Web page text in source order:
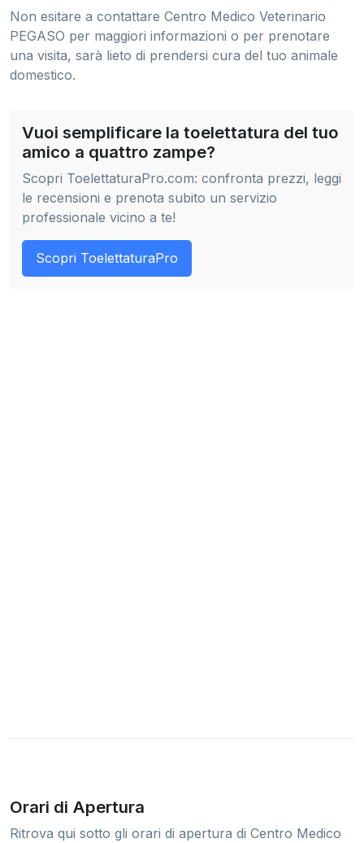
Non esitare a contattare Centro Medico Veterinario
PEGASO per maggiori informazioni o per prenotare
una visita, sarà lieto di prendersi cura del tuo animale
domestico.
Vuoi semplificare la toelettatura del tuo
amico a quattro zampe?
Scopri ToelettaturaPro.com: confronta prezzi, leggi
le recensioni e prenota subito un servizio
professionale vicino a te!
Scopri ToelettaturaPro
Orari di Apertura
Ritrova qui sotto gli orari di apertura di Centro Medico